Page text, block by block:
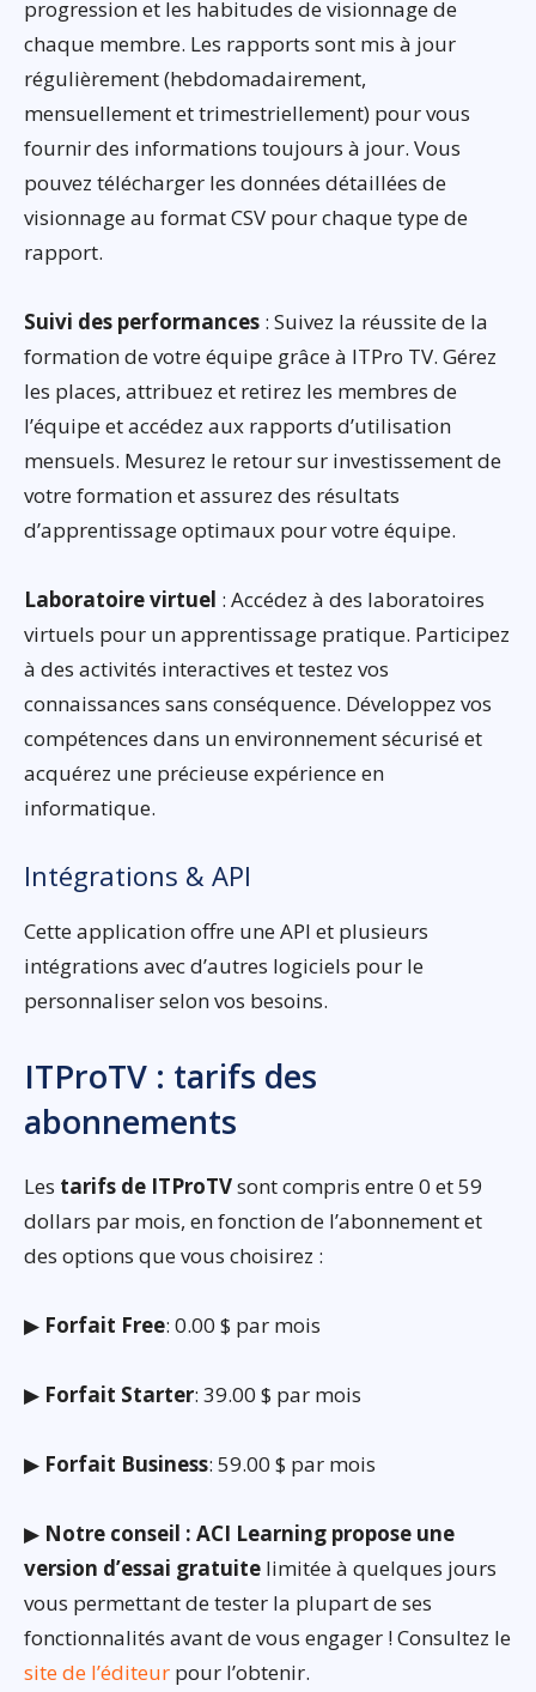
progression et les habitudes de visionnage de
chaque membre. Les rapports sont mis à jour
régulièrement (hebdomadairement,
mensuellement et trimestriellement) pour vous
fournir des informations toujours à jour. Vous
pouvez télécharger les données détaillées de
visionnage au format CSV pour chaque type de
rapport.
Suivi des performances : Suivez la réussite de la
formation de votre équipe grâce à ITPro TV. Gérez
les places, attribuez et retirez les membres de
l’équipe et accédez aux rapports d’utilisation
mensuels. Mesurez le retour sur investissement de
votre formation et assurez des résultats
d’apprentissage optimaux pour votre équipe.
Laboratoire virtuel : Accédez à des laboratoires
virtuels pour un apprentissage pratique. Participez
à des activités interactives et testez vos
connaissances sans conséquence. Développez vos
compétences dans un environnement sécurisé et
acquérez une précieuse expérience en
informatique.
Intégrations & API
Cette application offre une API et plusieurs
intégrations avec d’autres logiciels pour le
personnaliser selon vos besoins.
ITProTV : tarifs des
abonnements
Les tarifs de ITProTVsont compris entre 0 et 59
dollars par mois, en fonction de l’abonnement et
des options que vous choisirez :
▶ Forfait Free: 0.00 $ par mois
▶ Forfait Starter: 39.00 $ par mois
▶ Forfait Business: 59.00 $ par mois
▶ Notre conseil : ACI Learning propose une
version d’essai gratuite limitée à quelques jours
vous permettant de tester la plupart de ses
fonctionnalités avant de vous engager ! Consultez le
site de l’éditeur pour l’obtenir.